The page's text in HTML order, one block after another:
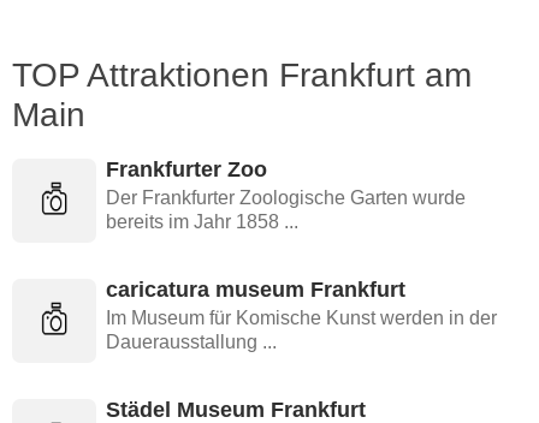
TOP Attraktionen Frankfurt am
Main
Frankfurter Zoo
Der Frankfurter Zoologische Garten wurde
bereits im Jahr 1858 ...
caricatura museum Frankfurt
Im Museum für Komische Kunst werden in der
Dauerausstallung ...
Städel Museum Frankfurt